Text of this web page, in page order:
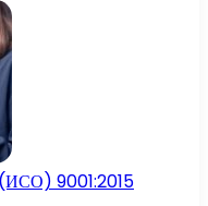
9001:2015